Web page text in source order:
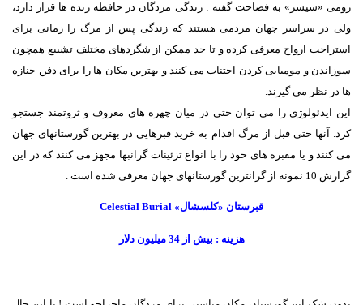
رومی «سیسر» به فصاحت گفته : زندگی مردگان در حافظه زنده ها قرار دارد،
ولی در سراسر جهان مردمی هستند که زندگی پس از مرگ را زمانی برای
استراحت ارواح معرفی کرده و تا حد ممکن از شگردهای مختلف تشییع همچون
سوزاندن و مومیایی کردن اجتناب می کنند و بهترین مکان ها را برای دفن جنازه
ها در نظر می گیرند.
این ایدئولوژی را می توان حتی در میان چهره های معروف و ثروتمند جستجو
کرد. آنها حتی قبل از مرگ اقدام به خرید قبرهایی در بهترین گورستانهای جهان
می کنند و یا مقبره های خود را با انواع تزئینات گرانبها مجهز می کنند که در این
گزارش 10 نمونه از گرانترین گورستانهای جهان معرفی شده است .
قبرستان «کلسشال» Celestial Burial
هزینه : بیش از 34 میلیون دلار